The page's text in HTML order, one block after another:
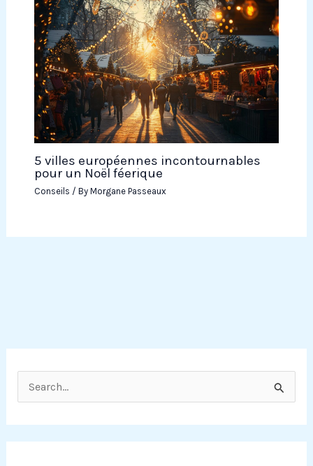
e
c
5 villes européennes incontournables
pour un Noël féerique
Conseils / By Morgane Passeaux